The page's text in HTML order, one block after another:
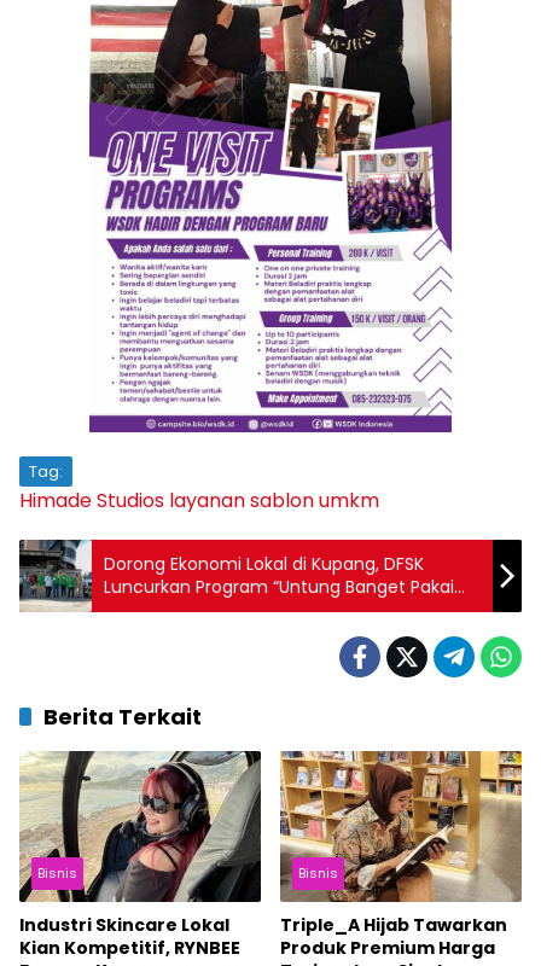
Tag:
Himade Studios layanan sablonumkm
Dorong Ekonomi Lokal di Kupang, DFSK
Luncurkan Program “Untung Banget Pakai
Super Cab”
Berita Terkait
Bisnis
Industri Skincare Lokal
Kian Kompetitif, RYNBEE
Bisnis
Triple_A Hijab Tawarkan
Produk Premium Harga